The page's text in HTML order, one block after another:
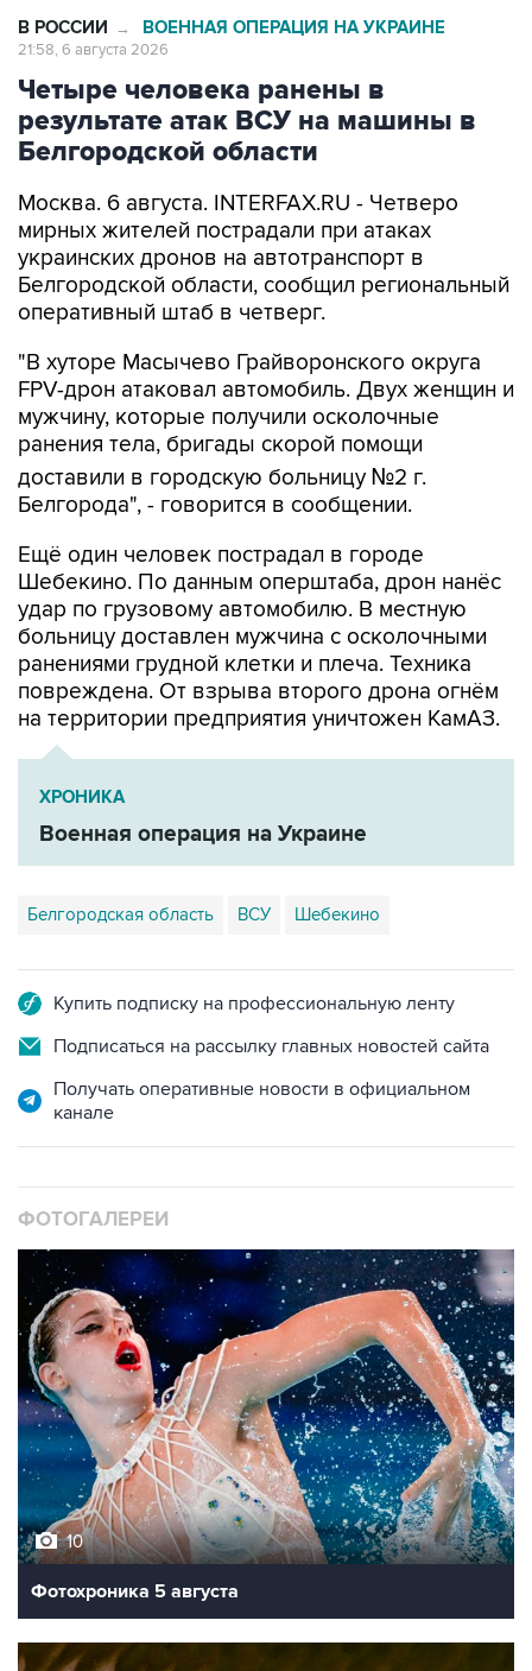
В РОССИИ → ВОЕННАЯ ОПЕРАЦИЯ НА УКРАИНЕ
21:58, 6 августа 2026
Четыре человека ранены в
результате атак ВСУ на машины в
Белгородской области
Москва. 6 августа. INTERFAX.RU - Четверо
мирных жителей пострадали при атаках
украинских дронов на автотранспорт в
Белгородской области, сообщил региональный
оперативный штаб в четверг.
"В хуторе Масычево Грайворонского округа
FPV-дрон атаковал автомобиль. Двух женщин и
мужчину, которые получили осколочные
ранения тела, бригады скорой помощи
доставили в городскую больницу №2 г.
Белгорода", - говорится в сообщении.
Ещё один человек пострадал в городе
Шебекино. По данным оперштаба, дрон нанёс
удар по грузовому автомобилю. В местную
больницу доставлен мужчина с осколочными
ранениями грудной клетки и плеча. Техника
повреждена. От взрыва второго дрона огнём
на территории предприятия уничтожен КамАЗ.
ХРОНИКА
Военная операция на Украине
Белгородская область ВСУ Шебекино
Купить подписку на профессиональную ленту
Подписаться на рассылку главных новостей сайта
Получать оперативные новости в официальном
канале
ФОТОГАЛЕРЕИ
10
Фотохроника 5 августа